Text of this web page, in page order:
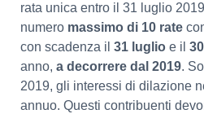
rata unica entro il 31 luglio
numero massimo di 10 rate
con scadenza il 31 luglio e il
anno, a decorrere dal 2019.
2019, gli interessi di dilazione
annuo. Questi contribuenti